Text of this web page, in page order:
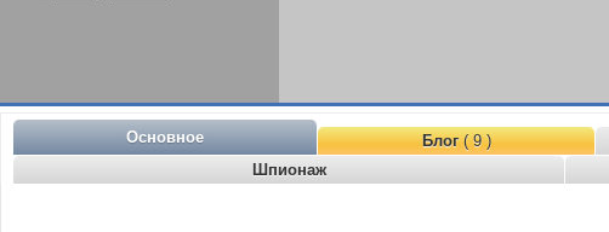
Основное Блог( 9 )
Шпионаж